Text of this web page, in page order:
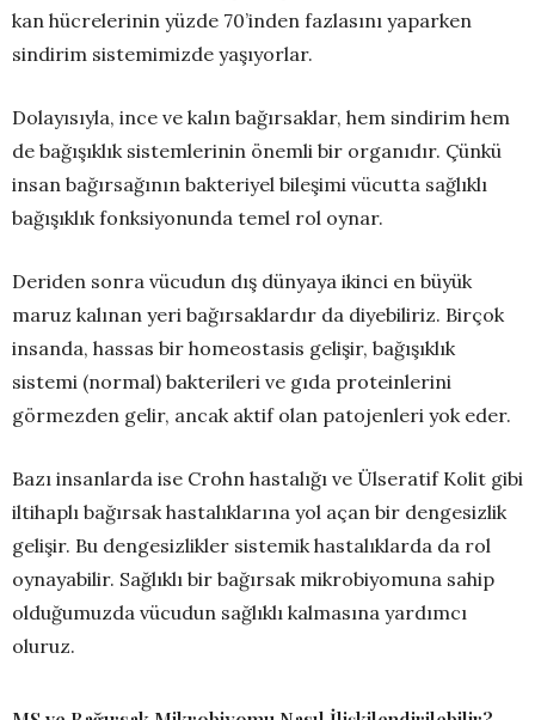
kan hücrelerinin yüzde 70’inden fazlasını yaparken
sindirim sistemimizde yaşıyorlar.
Dolayısıyla, ince ve kalın bağırsaklar, hem sindirim hem
de bağışıklık sistemlerinin önemli bir organıdır. Çünkü
insan bağırsağının bakteriyel bileşimi vücutta sağlıklı
bağışıklık fonksiyonunda temel rol oynar.
Deriden sonra vücudun dış dünyaya ikinci en büyük
maruz kalınan yeri bağırsaklardır da diyebiliriz. Birçok
insanda, hassas bir homeostasis gelişir, bağışıklık
sistemi (normal) bakterileri ve gıda proteinlerini
görmezden gelir, ancak aktif olan patojenleri yok eder.
Bazı insanlarda ise Crohn hastalığı ve Ülseratif Kolit gibi
iltihaplı bağırsak hastalıklarına yol açan bir dengesizlik
gelişir. Bu dengesizlikler sistemik hastalıklarda da rol
oynayabilir. Sağlıklı bir bağırsak mikrobiyomuna sahip
olduğumuzda vücudun sağlıklı kalmasına yardımcı
oluruz.